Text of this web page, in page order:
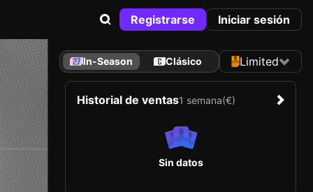
Registrarse Iniciar sesión
In-Season Clásico Limited
Historial de ventas1 semana(€)
Sin datos